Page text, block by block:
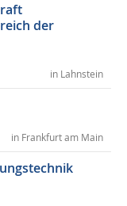
der
in Lahnstein
in Frankfurt am Main